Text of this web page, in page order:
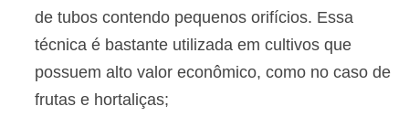
de tubos contendo pequenos orifícios. Essa
técnica é bastante utilizada em cultivos que
possuem alto valor econômico, como no caso de
frutas e hortaliças;